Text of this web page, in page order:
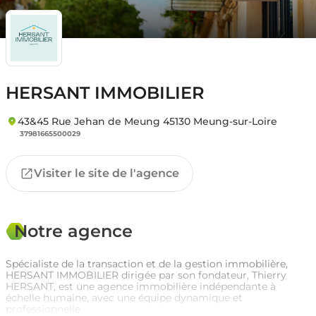
HERSANT IMMOBILIER
43&45 Rue Jehan de Meung 45130 Meung-sur-Loire
37981665500029
Visiter le site de l'agence
Notre agence
Spécialiste de la transaction et de la gestion immobilière,
HERSANT IMMOBILIER dirigée par son fondateur, Thierry
HERSANT, est une agence immobilière indépendante à
échelle humaine, avec une équipe dynamique et
professionnelle.